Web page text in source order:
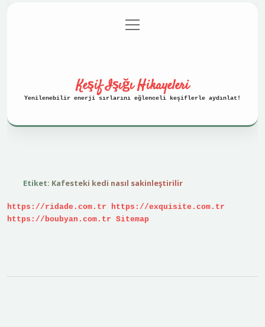
Gizlilik Politikası
menüyü
aç
Keşif Işığı Hikayeleri
Yenilenebilir enerji sırlarını eğlenceli keşiflerle aydınlat!
Etiket: Kafesteki kedi nasıl sakinleştirilir
https://ridade.com.tr
https://exquisite.com.tr
https://boubyan.com.tr Sitemap